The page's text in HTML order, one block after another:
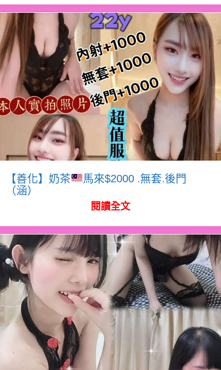
【善化】奶茶
馬來$2000 .無套.後門
（涵）
閱讀全文